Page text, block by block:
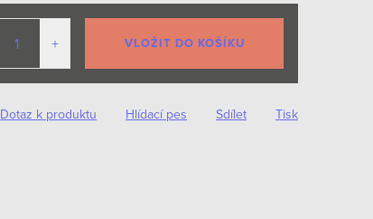
VLOŽIT DO KOŠÍKU
Tisk
Dotaz k produktu Hlídací pes Sdílet